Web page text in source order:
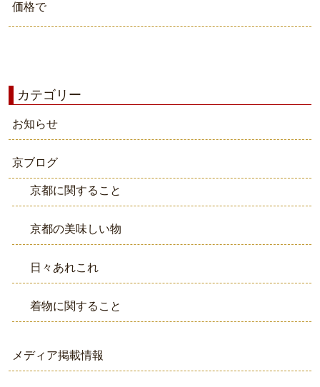
価格で
カテゴリー
お知らせ
京ブログ
京都に関すること
京都の美味しい物
日々あれこれ
着物に関すること
メディア掲載情報